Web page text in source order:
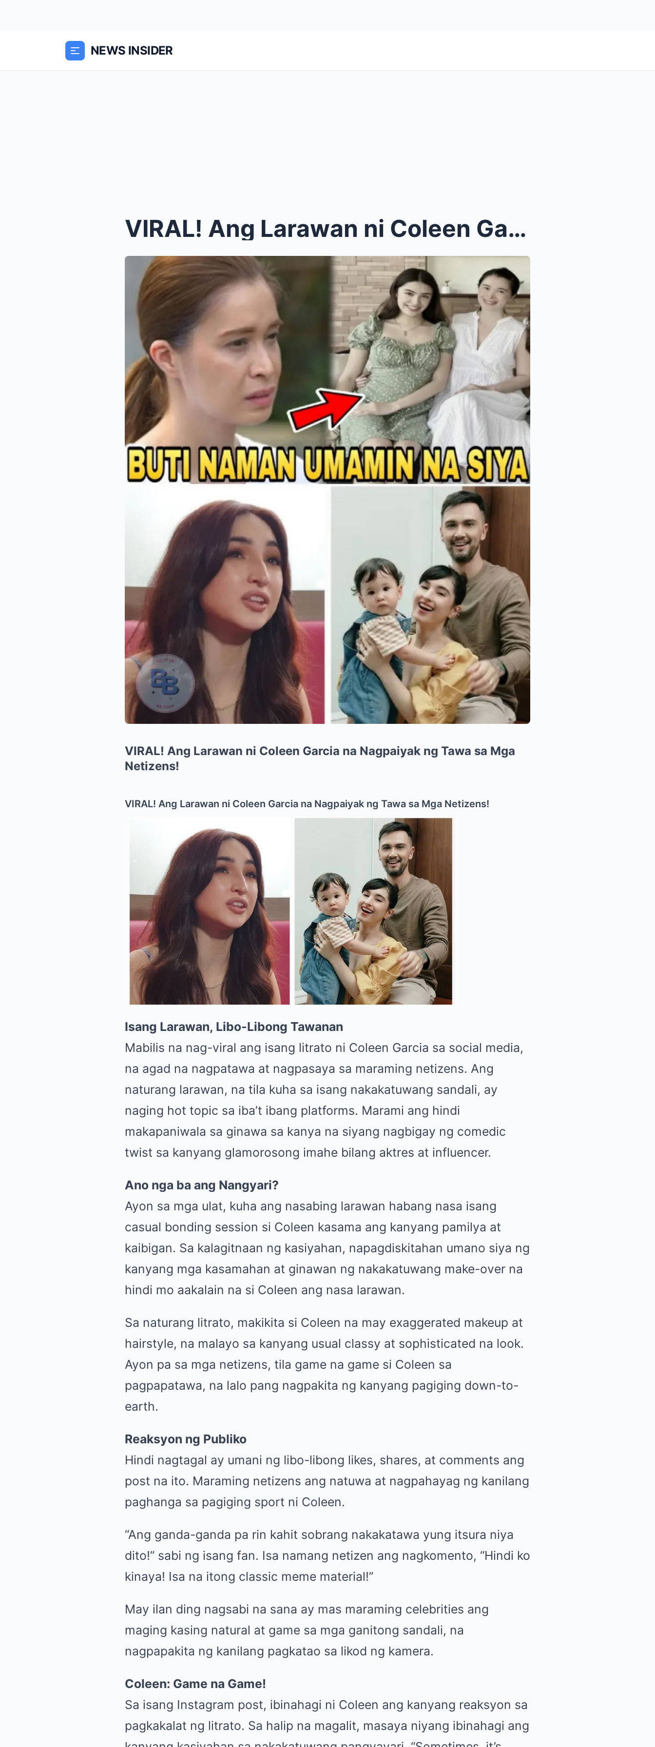
NEWS INSIDER
VIRAL! Ang Larawan ni Coleen Garcia na Nagpaiyak n...
VIRAL! Ang Larawan ni Coleen Garcia na Nagpaiyak ng Tawa sa Mga
Netizens!
VIRAL! Ang Larawan ni Coleen Garcia na Nagpaiyak ng Tawa sa Mga Netizens!
Isang Larawan, Libo-Libong Tawanan
Mabilis na nag-viral ang isang litrato ni Coleen Garcia sa social media,
na agad na nagpatawa at nagpasaya sa maraming netizens. Ang
naturang larawan, na tila kuha sa isang nakakatuwang sandali, ay
naging hot topic sa iba’t ibang platforms. Marami ang hindi
makapaniwala sa ginawa sa kanya na siyang nagbigay ng comedic
twist sa kanyang glamorosong imahe bilang aktres at influencer.
Ano nga ba ang Nangyari?
Ayon sa mga ulat, kuha ang nasabing larawan habang nasa isang
casual bonding session si Coleen kasama ang kanyang pamilya at
kaibigan. Sa kalagitnaan ng kasiyahan, napagdiskitahan umano siya ng
kanyang mga kasamahan at ginawan ng nakakatuwang make-over na
hindi mo aakalain na si Coleen ang nasa larawan.
Sa naturang litrato, makikita si Coleen na may exaggerated makeup at
hairstyle, na malayo sa kanyang usual classy at sophisticated na look.
Ayon pa sa mga netizens, tila game na game si Coleen sa
pagpapatawa, na lalo pang nagpakita ng kanyang pagiging down-to-
earth.
Reaksyon ng Publiko
Hindi nagtagal ay umani ng libo-libong likes, shares, at comments ang
post na ito. Maraming netizens ang natuwa at nagpahayag ng kanilang
paghanga sa pagiging sport ni Coleen.
“Ang ganda-ganda pa rin kahit sobrang nakakatawa yung itsura niya
dito!” sabi ng isang fan. Isa namang netizen ang nagkomento, “Hindi ko
kinaya! Isa na itong classic meme material!”
May ilan ding nagsabi na sana ay mas maraming celebrities ang
maging kasing natural at game sa mga ganitong sandali, na
nagpapakita ng kanilang pagkatao sa likod ng kamera.
Coleen: Game na Game!
Sa isang Instagram post, ibinahagi ni Coleen ang kanyang reaksyon sa
pagkakalat ng litrato. Sa halip na magalit, masaya niyang ibinahagi ang